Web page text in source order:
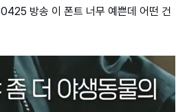
방송 이 폰트 너무 예쁜데 어떤 건